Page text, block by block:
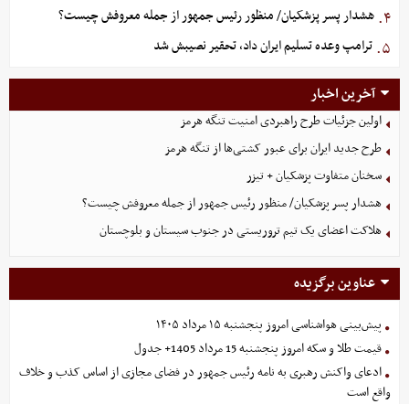
۴. هشدار پسر پزشکیان/ منظور رئیس جمهور از جمله معروفش چیست؟
۵. ترامپ وعده تسلیم ایران داد، تحقیر نصیبش شد
آخرین اخبار
اولین جزئیات طرح راهبردی امنیت تنگه هرمز
طرح جدید ایران برای عبور کشتی‌ها از تنگه هرمز
سخنان متفاوت پزشکیان + تیزر
هشدار پسر پزشکیان/ منظور رئیس جمهور از جمله معروفش چیست؟
هلاکت اعضای یک تیم تروریستی در جنوب سیستان و بلوچستان
عناوین برگزیده
پیش‌بینی هواشناسی امروز پنجشنبه ۱۵ مرداد ۱۴۰۵
قیمت طلا و سکه امروز پنجشنبه 15 مرداد 1405+ جدول
ادعای واکنش رهبری به نامه رئیس جمهور در فضای مجازی از اساس کذب و خلاف
واقع است